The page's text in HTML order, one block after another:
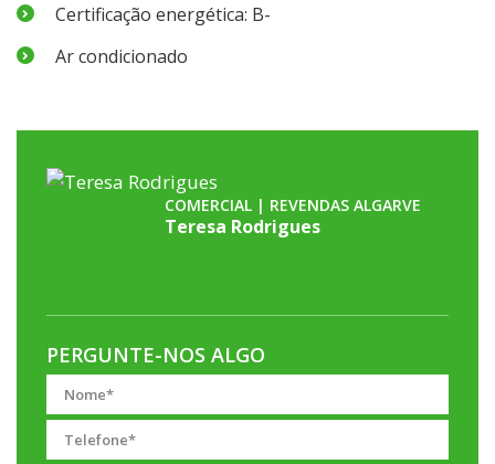
Certificação energética: B-
Ar condicionado
COMERCIAL | REVENDAS ALGARVE
Teresa Rodrigues
PERGUNTE-NOS ALGO